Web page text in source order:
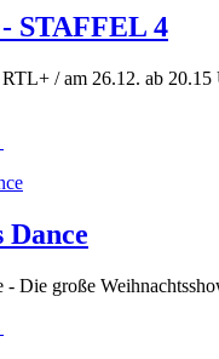
STAFFEL 4
/ am 26.12. ab
Die große